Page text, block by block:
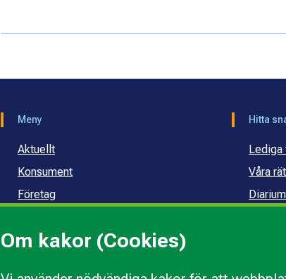
Om kakor (Cookies)
Meny
Aktuellt
Konsument
Företag
Om oss
Hitta
Lediga
Våra
Diarium